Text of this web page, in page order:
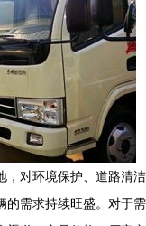
，对环境保护、道路清洁
的需求持续旺盛。对于需